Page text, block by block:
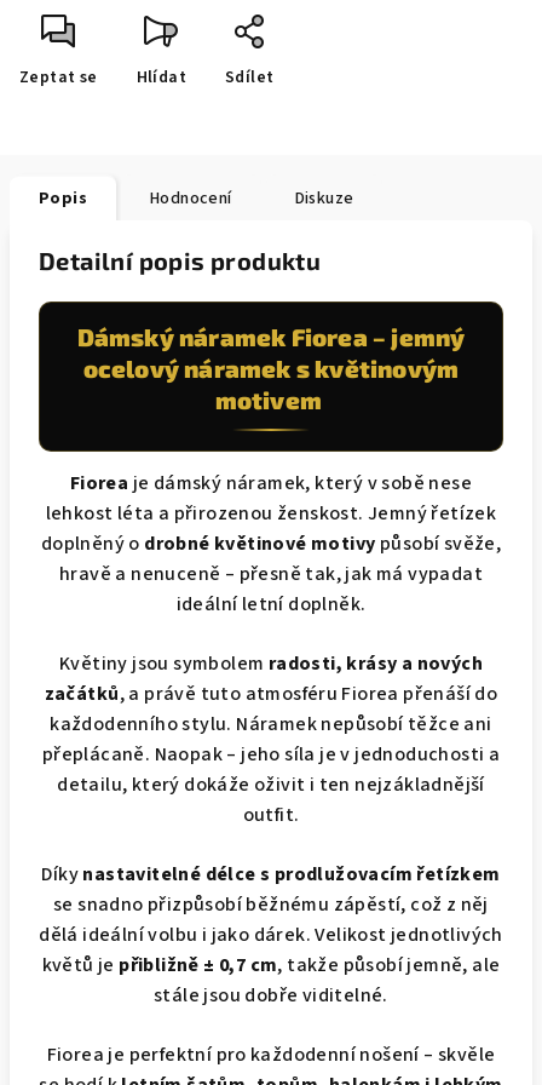
Zeptat se Hlídat Sdílet
Popis Hodnocení Diskuze
Detailní popis produktu
Dámský náramek Fiorea – jemný
ocelový náramek s květinovým
motivem
Fiorea je dámský náramek, který v sobě nese
lehkost léta a přirozenou ženskost. Jemný řetízek
doplněný o drobné květinové motivy působí svěže,
hravě a nenuceně – přesně tak, jak má vypadat
ideální letní doplněk.
Květiny jsou symbolem radosti, krásy a nových
začátků, a právě tuto atmosféru Fiorea přenáší do
každodenního stylu. Náramek nepůsobí těžce ani
přeplácaně. Naopak – jeho síla je v jednoduchosti a
detailu, který dokáže oživit i ten nejzákladnější
outfit.
Díkynastavitelné délce s prodlužovacím řetízkem
se snadno přizpůsobí běžnému zápěstí, což z něj
dělá ideální volbu i jako dárek. Velikost jednotlivých
květů je přibližně ± 0,7 cm, takže působí jemně, ale
stále jsou dobře viditelné.
Fiorea je perfektní pro každodenní nošení – skvěle